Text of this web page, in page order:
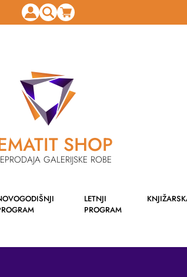
SHOP
GALERIJSKE ROBE
LETNJI
PROGRAM